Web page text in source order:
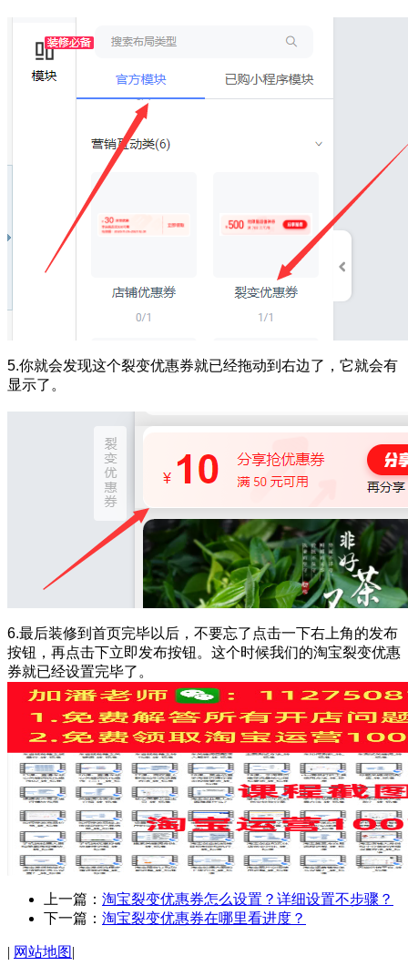
5.你就会发现这个裂变优惠券就已经拖动到右边了，它就会有
显示了。
6.最后装修到首页完毕以后，不要忘了点击一下右上角的发布
按钮，再点击下立即发布按钮。这个时候我们的淘宝裂变优惠
券就已经设置完毕了。
上一篇： 淘宝裂变优惠券怎么设置？详细设置不步骤？
下一篇： 淘宝裂变优惠券在哪里看进度？
| 网站地图|